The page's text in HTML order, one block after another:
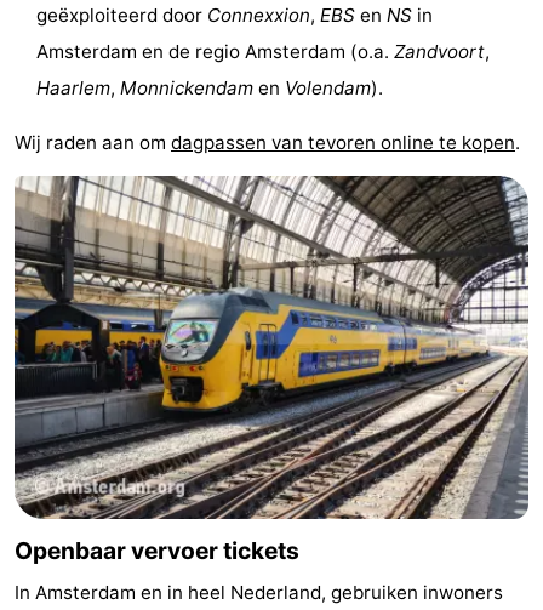
Coffeeshops
Homohoofdstad
Rosse
buurt
Geschiedenis
Diamantstad
Pleinen
in
het
centrum
Parken
en
tuinen
Stadsdelen
Omgeving
Noord-
-
geëxploiteerd door Connexxion, EBS en NS in
Amsterdam en de regio Amsterdam (o.a. Zandvoort,
Haarlem, Monnickendam en Volendam).
Wij raden aan om dagpassen van tevoren online te kopen.
Openbaar vervoer tickets
In Amsterdam en in heel Nederland, gebruiken inwoners